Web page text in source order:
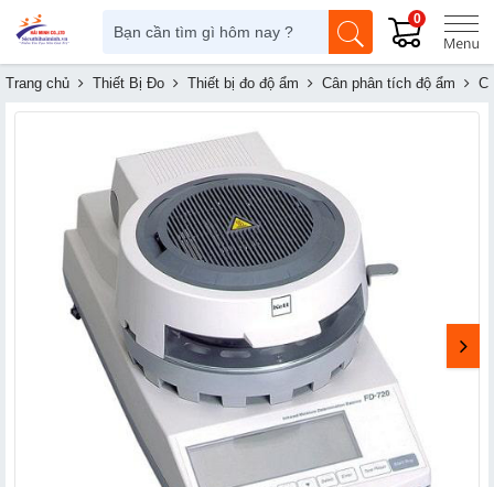
0
Trang chủ Thiết Bị Đo Thiết bị đo độ ẩm Cân phân tích độ ẩm